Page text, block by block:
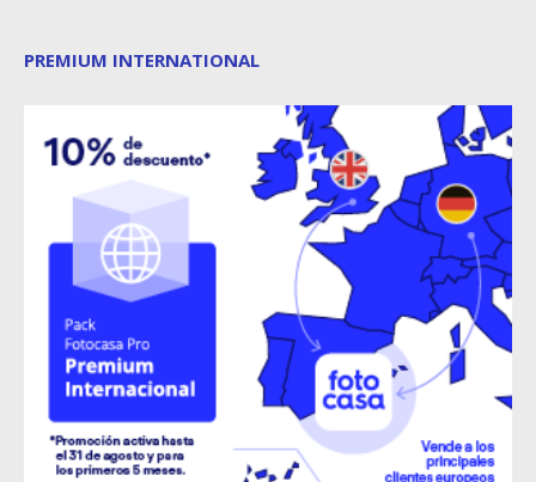
PREMIUM INTERNATIONAL